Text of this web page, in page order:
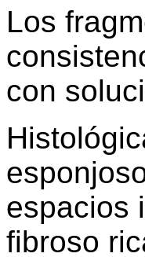
Los
con
espacios
fibroso